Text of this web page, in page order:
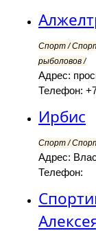
Спорт /
рыболовов /
Адрес:
Телефон:
Ирбис
Спорт /
Адрес:
Телефон: